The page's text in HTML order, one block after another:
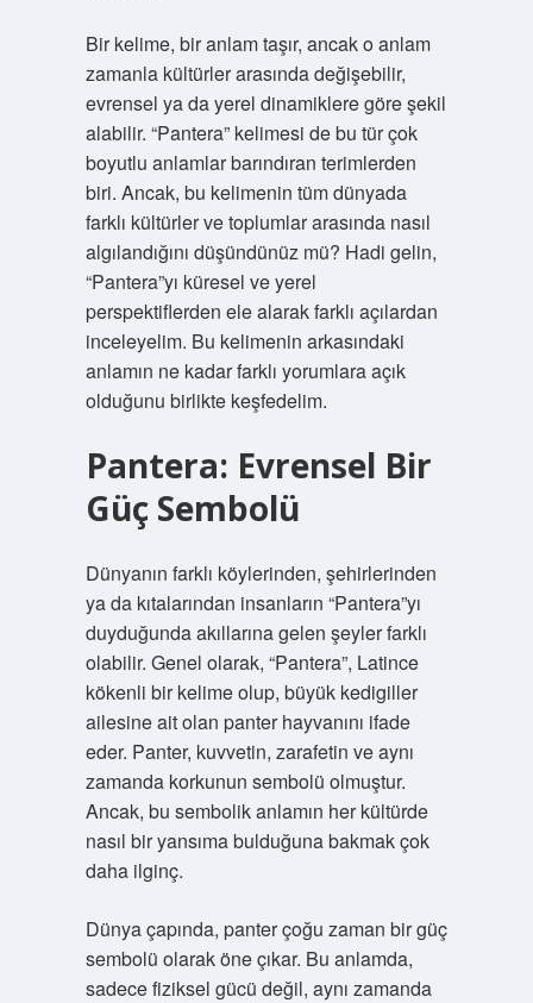
Bir kelime, bir anlam taşır, ancak o anlam
zamanla kültürler arasında değişebilir,
evrensel ya da yerel dinamiklere göre şekil
alabilir. “Pantera” kelimesi de bu tür çok
boyutlu anlamlar barındıran terimlerden
biri. Ancak, bu kelimenin tüm dünyada
farklı kültürler ve toplumlar arasında nasıl
algılandığını düşündünüz mü? Hadi gelin,
“Pantera”yı küresel ve yerel
perspektiflerden ele alarak farklı açılardan
inceleyelim. Bu kelimenin arkasındaki
anlamın ne kadar farklı yorumlara açık
olduğunu birlikte keşfedelim.
Pantera: Evrensel Bir
Güç Sembolü
Dünyanın farklı köylerinden, şehirlerinden
ya da kıtalarından insanların “Pantera”yı
duyduğunda akıllarına gelen şeyler farklı
olabilir. Genel olarak, “Pantera”, Latince
kökenli bir kelime olup, büyük kedigiller
ailesine ait olan panter hayvanını ifade
eder. Panter, kuvvetin, zarafetin ve aynı
zamanda korkunun sembolü olmuştur.
Ancak, bu sembolik anlamın her kültürde
nasıl bir yansıma bulduğuna bakmak çok
daha ilginç.
Dünya çapında, panter çoğu zaman bir güç
sembolü olarak öne çıkar. Bu anlamda,
sadece fiziksel gücü değil, aynı zamanda